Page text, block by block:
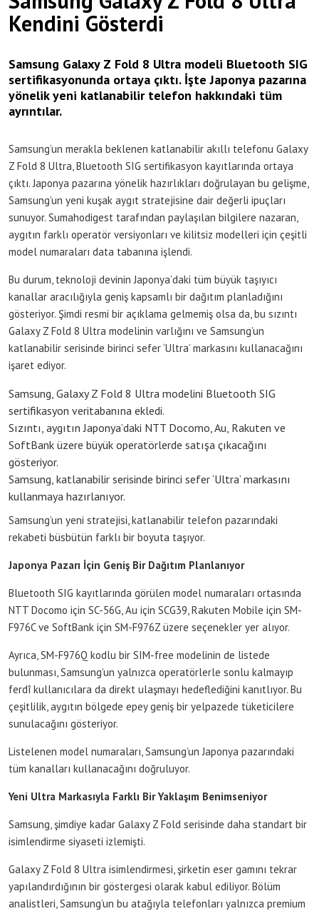
Kendini Gösterdi
Samsung Galaxy Z Fold 8 Ultra modeli Bluetooth SIG
sertifikasyonunda ortaya çıktı. İşte Japonya pazarına
yönelik yeni katlanabilir telefon hakkındaki tüm
ayrıntılar.
Samsung’un merakla beklenen katlanabilir akıllı telefonu Galaxy
Z Fold 8 Ultra, Bluetooth SIG sertifikasyon kayıtlarında ortaya
çıktı. Japonya pazarına yönelik hazırlıkları doğrulayan bu gelişme,
Samsung’un yeni kuşak aygıt stratejisine dair değerli ipuçları
sunuyor. Sumahodigest tarafından paylaşılan bilgilere nazaran,
aygıtın farklı operatör versiyonları ve kilitsiz modelleri için çeşitli
model numaraları data tabanına işlendi.
Bu durum, teknoloji devinin Japonya’daki tüm büyük taşıyıcı
kanallar aracılığıyla geniş kapsamlı bir dağıtım planladığını
gösteriyor. Şimdi resmi bir açıklama gelmemiş olsa da, bu sızıntı
Galaxy Z Fold 8 Ultra modelinin varlığını ve Samsung’un
katlanabilir serisinde birinci sefer ‘Ultra’ markasını kullanacağını
işaret ediyor.
Samsung, Galaxy Z Fold 8 Ultra modelini Bluetooth SIG
sertifikasyon veritabanına ekledi.
Sızıntı, aygıtın Japonya’daki NTT Docomo, Au, Rakuten ve
SoftBank üzere büyük operatörlerde satışa çıkacağını
gösteriyor.
Samsung, katlanabilir serisinde birinci sefer ‘Ultra’ markasını
kullanmaya hazırlanıyor.
Samsung’un yeni stratejisi, katlanabilir telefon pazarındaki
rekabeti büsbütün farklı bir boyuta taşıyor.
Japonya Pazarı İçin Geniş Bir Dağıtım Planlanıyor
Bluetooth SIG kayıtlarında görülen model numaraları ortasında
NTT Docomo için SC-56G, Au için SCG39, Rakuten Mobile için SM-
F976C ve SoftBank için SM-F976Z üzere seçenekler yer alıyor.
Ayrıca, SM-F976Q kodlu bir SIM-free modelinin de listede
bulunması, Samsung’un yalnızca operatörlerle sonlu kalmayıp
ferdî kullanıcılara da direkt ulaşmayı hedeflediğini kanıtlıyor. Bu
çeşitlilik, aygıtın bölgede epey geniş bir yelpazede tüketicilere
sunulacağını gösteriyor.
Listelenen model numaraları, Samsung’un Japonya pazarındaki
tüm kanalları kullanacağını doğruluyor.
Yeni Ultra Markasıyla Farklı Bir Yaklaşım Benimseniyor
Samsung, şimdiye kadar Galaxy Z Fold serisinde daha standart bir
isimlendirme siyaseti izlemişti.
Galaxy Z Fold 8 Ultra isimlendirmesi, şirketin eser gamını tekrar
yapılandırdığının bir göstergesi olarak kabul ediliyor. Bölüm
analistleri, Samsung’un bu atağıyla telefonları yalnızca premium